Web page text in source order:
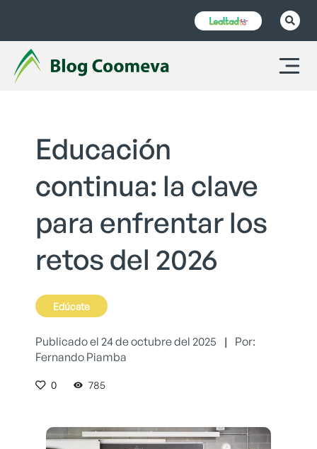
Educación
continua: la clave
para enfrentar los
retos del 2026
Edúcate
Publicado el 24 de octubre del 2025 |
Por:
Fernando Piamba
0 785